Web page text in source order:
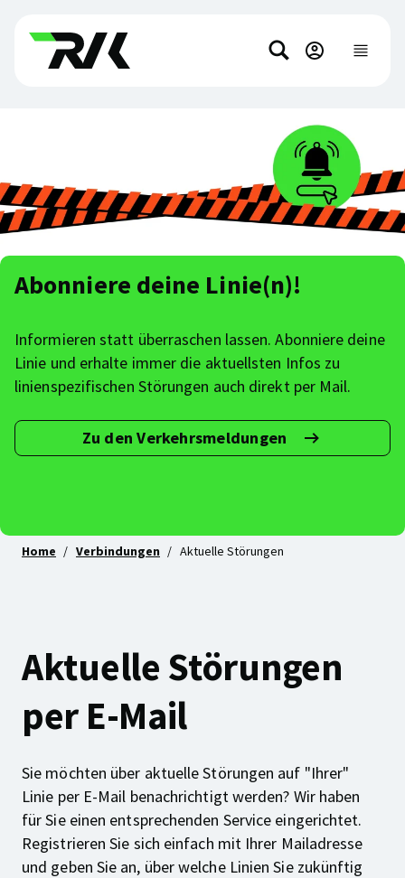
Hauptinhalt
Footer-
Suchen
Abonniere deine Linie(n)!
Informieren statt überraschen lassen. Abonniere deine
Linie und erhalte immer die aktuellsten Infos zu
linienspezifischen Störungen auch direkt per Mail.
Zu den Verkehrsmeldungen
Abonniere
deine
Home Verbindungen Aktuelle Störungen
Aktuelle Störungen
per E-Mail
Sie möchten über aktuelle Störungen auf "Ihrer"
Linie per E-Mail benachrichtigt werden? Wir haben
für Sie einen entsprechenden Service eingerichtet.
Registrieren Sie sich einfach mit Ihrer Mailadresse
und geben Sie an, über welche Linien Sie zukünftig